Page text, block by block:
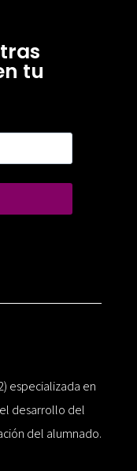
tu
especializada en
desarrollo del
del alumnado.